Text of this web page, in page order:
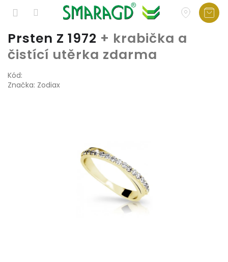
Přejít
obsah
Prsten Z 1972 + krabička a
čistící utěrka zdarma
Kód:
Značka: Zodiax